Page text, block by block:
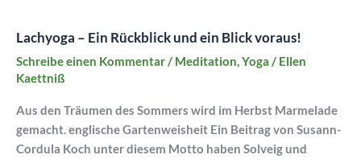
Lachyoga – Ein Rückblick und ein Blick voraus!
Schreibe einen Kommentar/ Meditation,Yoga / Ellen
Kaettniß
Aus den Träumen des Sommers wird im Herbst Marmelade
gemacht. englische Gartenweisheit Ein Beitrag von Susann-
Cordula Koch unter diesem Motto haben Solveig und
Ein
Rückblick
und
Blick
voraus!